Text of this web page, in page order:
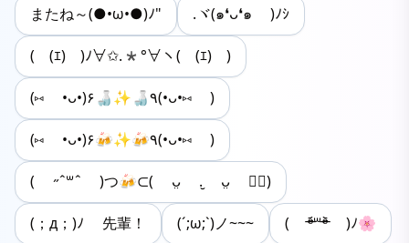
またね～(●•ω•●)ﾉ" .ヾ(๑❛ᴗ❛๑ )ﾉｼ
(￣(ｴ)￣)ﾉ∀✩.*°∀ヽ(￣(ｴ)￣)
(⑅ •ᴗ•)۶🍶✨🍶٩(•ᴗ•⑅ )
(⑅ •ᴗ•)۶🍻✨🍻٩(•ᴗ•⑅ )
( ˶ ˆ꒳ˆ )つ🍻⊂( ᴗ̤ .̮ ᴗ̤ ❁⃘)
(；д；)ﾉ 先輩！ (´;ω;`)ノ~~~ ( ᵒ̴̶̷᷄꒳ᵒ̴̶̷᷅ )ﾉ🌸